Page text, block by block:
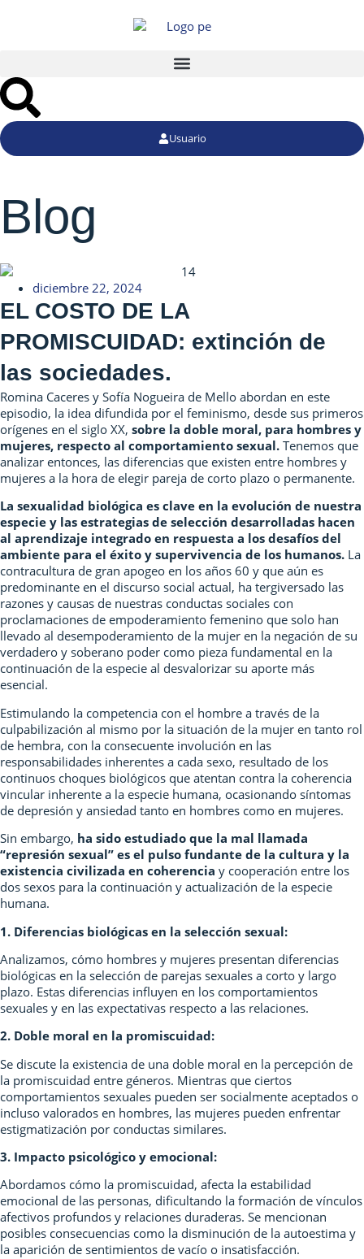
Usuario
Blog
diciembre 22, 2024
EL COSTO DE LA
PROMISCUIDAD: extinción de
las sociedades.
Romina Caceres y Sofía Nogueira de Mello abordan en este
episodio, la idea difundida por el feminismo, desde sus primeros
orígenes en el siglo XX, sobre la doble moral, para hombres y
mujeres, respecto al comportamiento sexual. Tenemos que
analizar entonces, las diferencias que existen entre hombres y
mujeres a la hora de elegir pareja de corto plazo o permanente.
La sexualidad biológica es clave en la evolución de nuestra
especie y las estrategias de selección desarrolladas hacen
al aprendizaje integrado en respuesta a los desafíos del
ambiente para el éxito y supervivencia de los humanos. La
contracultura de gran apogeo en los años 60 y que aún es
predominante en el discurso social actual, ha tergiversado las
razones y causas de nuestras conductas sociales con
proclamaciones de empoderamiento femenino que solo han
llevado al desempoderamiento de la mujer en la negación de su
verdadero y soberano poder como pieza fundamental en la
continuación de la especie al desvalorizar su aporte más
esencial.
Estimulando la competencia con el hombre a través de la
culpabilización al mismo por la situación de la mujer en tanto rol
de hembra, con la consecuente involución en las
responsabilidades inherentes a cada sexo, resultado de los
continuos choques biológicos que atentan contra la coherencia
vincular inherente a la especie humana, ocasionando síntomas
de depresión y ansiedad tanto en hombres como en mujeres.
Sin embargo, ha sido estudiado que la mal llamada
“represión sexual” es el pulso fundante de la cultura y la
existencia civilizada en coherencia y cooperación entre los
dos sexos para la continuación y actualización de la especie
humana.
1. Diferencias biológicas en la selección sexual:
Analizamos, cómo hombres y mujeres presentan diferencias
biológicas en la selección de parejas sexuales a corto y largo
plazo. Estas diferencias influyen en los comportamientos
sexuales y en las expectativas respecto a las relaciones.
2. Doble moral en la promiscuidad:
Se discute la existencia de una doble moral en la percepción de
la promiscuidad entre géneros. Mientras que ciertos
comportamientos sexuales pueden ser socialmente aceptados o
incluso valorados en hombres, las mujeres pueden enfrentar
estigmatización por conductas similares.
3. Impacto psicológico y emocional:
Abordamos cómo la promiscuidad, afecta la estabilidad
emocional de las personas, dificultando la formación de vínculos
afectivos profundos y relaciones duraderas. Se mencionan
posibles consecuencias como la disminución de la autoestima y
la aparición de sentimientos de vacío o insatisfacción.